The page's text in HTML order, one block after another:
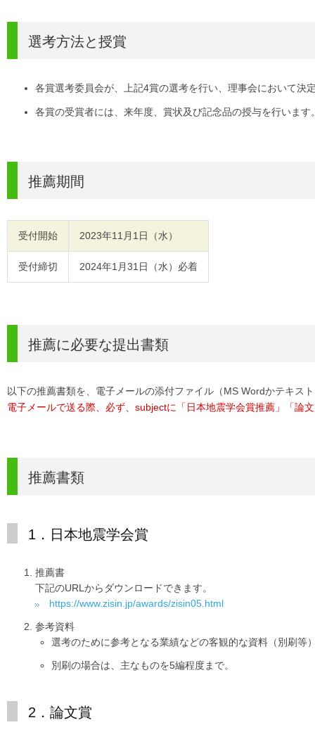
選考方法と授賞
各賞選考委員会が、上記4賞の選考を行い、理事会において決
各賞の受賞者には、来年度、賞状及び記念品の授与を行います
推薦期間
受付開始 2023年11月1日（水）
受付締切 2024年1月31日（水）必着
推薦に必要な提出書類
以下の推薦書類を、電子メールの添付ファイル（MS Wordかテキス
電子メールで送る際、必ず、subjectに「日本地震学会賞推薦」「論
推薦書類
1．日本地震学会賞
推薦書
下記のURLからダウンロードできます。
https://www.zisin.jp/awards/zisin05.html
参考資料
選考のために参考となる業績などの客観的な資料（別刷等
別刷の場合は、主なものを5編程度まで。
2．論文賞